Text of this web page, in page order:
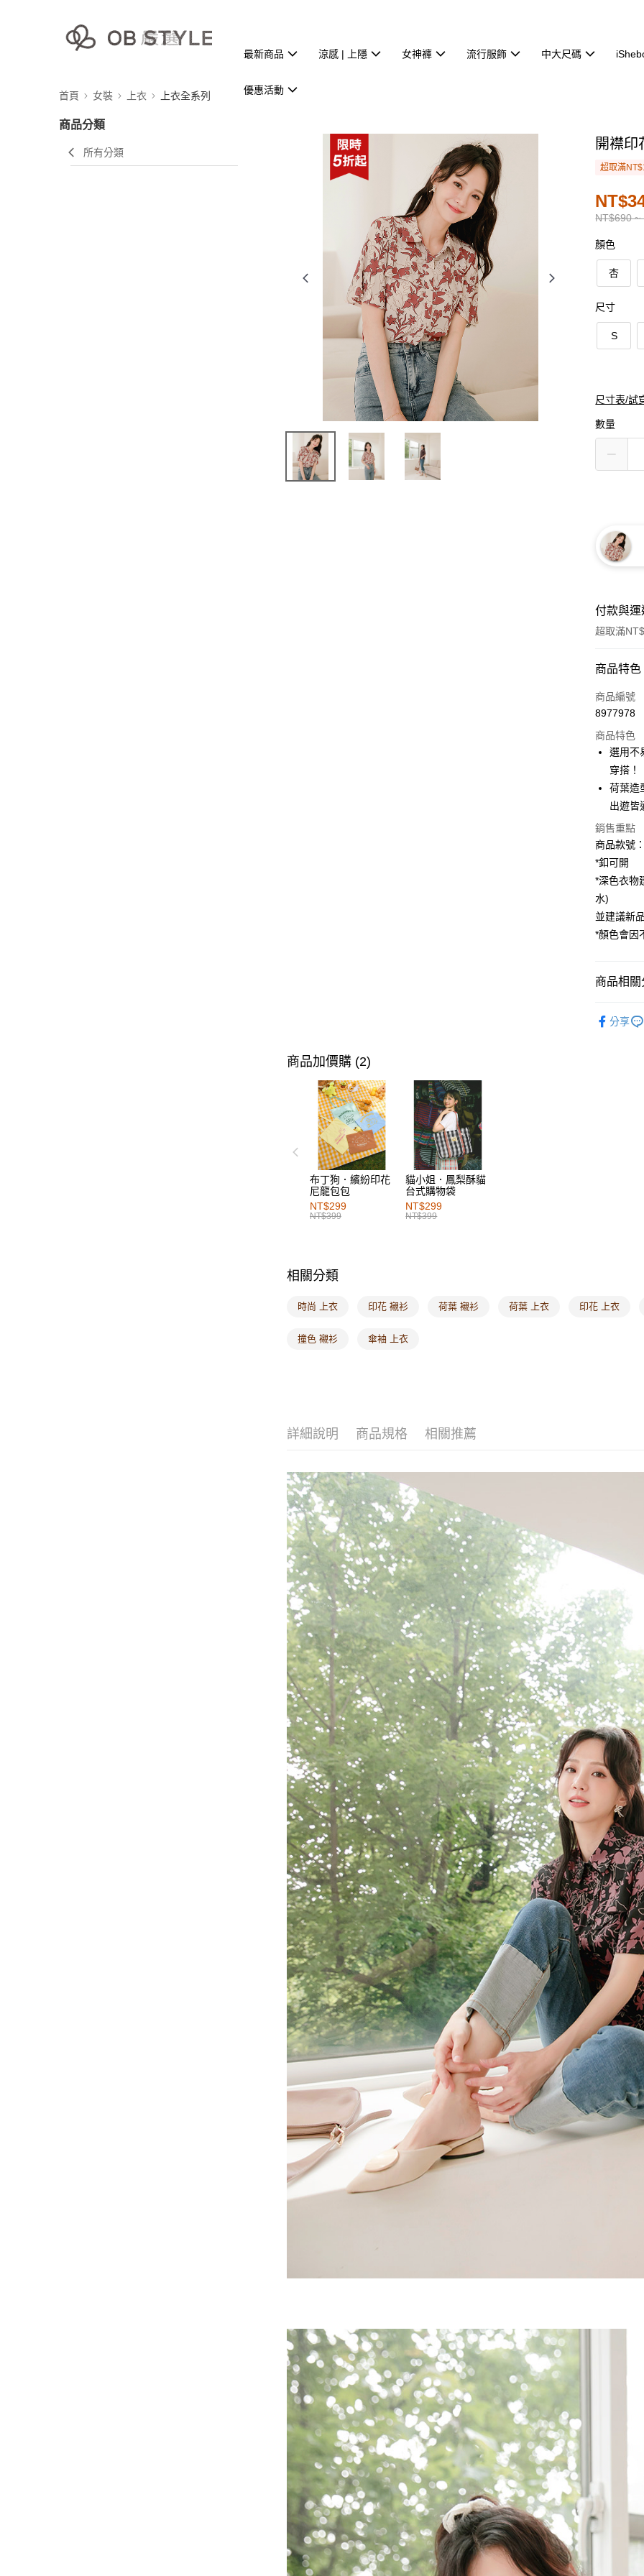
最新商品 涼感 | 上隱 女神褲 流行服飾 中大尺碼
優惠活動
首頁 女裝 上衣 上衣全系列
商品分類
所有分類
開襟印
超取滿
NT$690 ~
顏色
杏
尺寸
S
尺寸表/試
數量
付款與
超取滿
付款方式
信用卡一
超商取貨
LINE Pay
街口支付
運送方式
全家取貨
每筆
付款後全
每筆
每筆
每筆
商品特色
商品編號
8977978
商品特色
選用不
穿搭！
荷葉造
出遊皆
銷售重點
商品款號
*釦可開
*深色衣物
水)
並建議新
*顏色會因
商品相關
分享
商品加價購 (2)
布丁狗．繽紛印花
尼龍包包
NT$299
NT$399
貓小姐．鳳梨酥貓
台式購物袋
NT$299
NT$399
相關分類
時尚 上衣 印花 襯衫 荷葉 襯衫 荷葉 上衣 印花 上衣
撞色 襯衫 傘袖 上衣
詳細說明 商品規格 相關推薦